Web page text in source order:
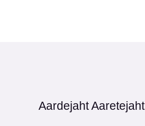
Aardejaht Aaretejaht